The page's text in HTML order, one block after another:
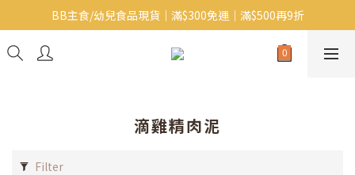
Baby J 有機蝴蝶麵番貨啦~!
BB主食/幼兒食品現貨｜滿$300免運｜滿$500再9折
大人氣!RICO濕紙巾補貨啦~
滴雞精肉泥
Filter